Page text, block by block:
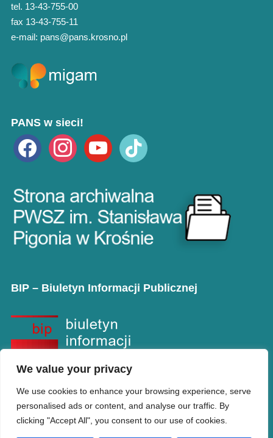
We value your privacy
We use cookies to enhance your browsing experience, serve
personalised ads or content, and analyse our traffic. By
clicking "Accept All", you consent to our use of cookies.
tel. 13-43-755-00
fax 13-43-755-11
e-mail: pans@pans.krosno.pl
PANS w sieci!
facebook instagramyoutube tiktok
BIP – Biuletyn Informacji Publicznej
Copyright © PANS w Krośnie